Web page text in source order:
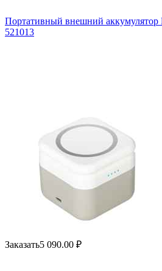
Портативный внешний аккумулятор
521013
Заказать5 090.00 ₽